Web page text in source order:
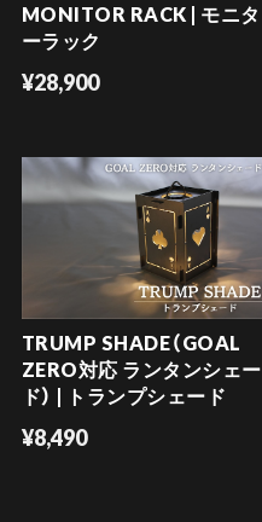
MONITOR RACK | モニタ
ーラック
¥28,900
TRUMP SHADE（GOAL
ZERO対応 ランタンシェー
ド） | トランプシェード
¥8,490